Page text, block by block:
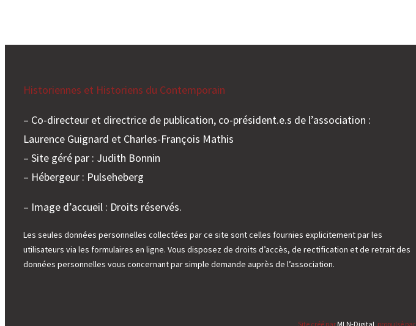
Historiennes et Historiens du Contemporain
– Co-directeur et directrice de publication, co-président.e.s de l’association :
Laurence Guignard et Charles-François Mathis
– Site géré par : Judith Bonnin
– Hébergeur : Pulseheberg
– Image d’accueil : Droits réservés.
Les seules données personnelles collectées par ce site sont celles fournies explicitement par les
utilisateurs via les formulaires en ligne. Vous disposez de droits d’accès, de rectification et de retrait des
données personnelles vous concernant par simple demande auprès de l’association.
Site créé par MLN-Digital , propulsé par